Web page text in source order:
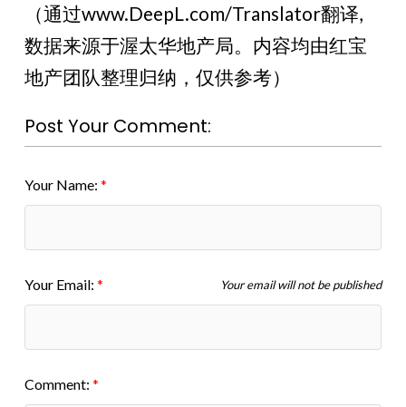
（通过www.DeepL.com/Translator翻译,
数据来源于渥太华地产局。内容均由红宝
地产团队整理归纳，仅供参考）
Post Your Comment:
Your Name:
Your Email: Your email will not be published
Comment: